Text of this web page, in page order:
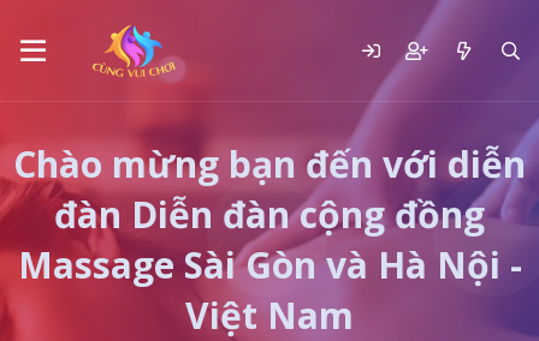
Chào mừng bạn đến với diễn
đàn Diễn đàn cộng đồng
Massage Sài Gòn và Hà Nội -
Việt Nam